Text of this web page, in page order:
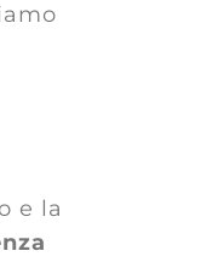
e la